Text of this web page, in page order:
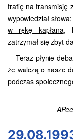
trafię na transmisję
wypowiedział
w rękę kapłana,
zatrzymał się zbyt
Teraz płynie
że walczą o nasze
podczas